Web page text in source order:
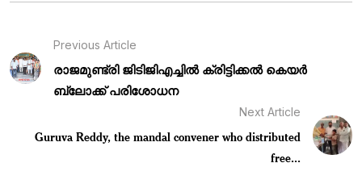
Previous Article
രാജമുണ്ട്രി ജിടിജിഎച്ചിൽ ക്രിട്ടിക്കൽ കെയർ
ബ്ലോക്ക് പരിശോധന
Next Article
Guruva Reddy, the mandal convener who distributed
free...